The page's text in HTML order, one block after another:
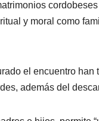
y moral como
el encuentro
además del